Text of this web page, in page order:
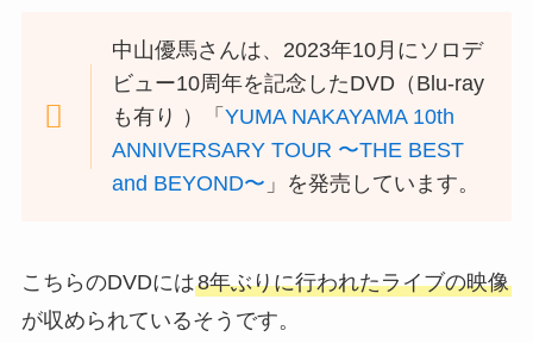
中山優馬さんは、2023年10月にソロデ
ビュー10周年を記念したDVD（Blu-ray
も有り ）「YUMA NAKAYAMA 10th
ANNIVERSARY TOUR 〜THE BEST
and BEYOND〜 」を発売しています。
こちらのDVDには8年ぶりに行われたライブの映像
が収められているそうです。